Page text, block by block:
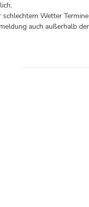
Wetter Termine
auch außerhalb